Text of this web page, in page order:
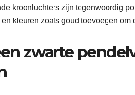
kroonluchters zijn tegenwoordig
en kleuren zoals goud toevoegen
zwarte